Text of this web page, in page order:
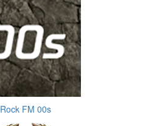
Rock FM 00s